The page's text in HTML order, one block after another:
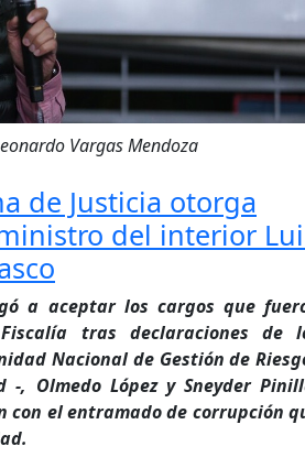
Vargas Mendoza
de Justicia otorga
del interior
a aceptar los cargos que
tras declaraciones de
Nacional de Gestión de
-, Olmedo López y Sneyder
con el entramado de corrupción